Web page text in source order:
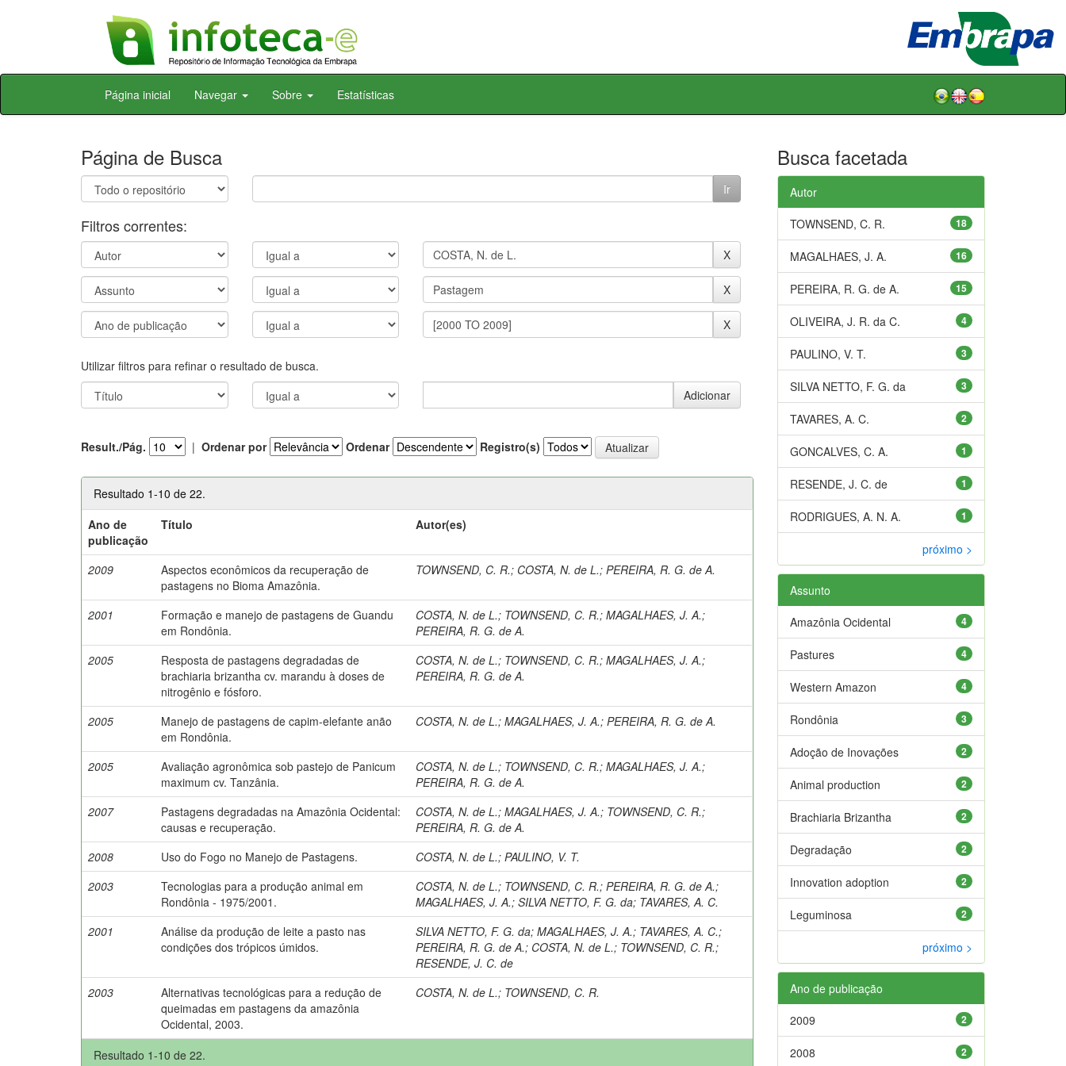
Skip
Página inicial Navegar Sobre Estatísticas
Página de Busca
Filtros correntes:
Utilizar filtros para refinar o resultado de busca.
Result./Pág. | Ordenar por Ordenar Registro(s)
Resultado 1-10 de 22.
Ano de
publicação
Título Autor(es)
2009
Aspectos econômicos da recuperação de
pastagens no Bioma Amazônia.
TOWNSEND, C. R.; COSTA, N. de L.;PEREIRA, R. G. de A.
2001
Formação e manejo de pastagens de Guandu
em Rondônia.
COSTA, N. de L.; TOWNSEND, C. R.;MAGALHAES, J. A.;
PEREIRA, R. G. de A.
2005
Resposta de pastagens degradadas de
brachiaria brizantha cv. marandu à doses de
nitrogênio e fósforo.
COSTA, N. de L.; TOWNSEND, C. R.;MAGALHAES, J. A.;
PEREIRA, R. G. de A.
2005
Manejo de pastagens de capim-elefante anão
em Rondônia.
COSTA, N. de L.;MAGALHAES, J. A.;PEREIRA, R. G. de A.
2005
Avaliação agronômica sob pastejo de Panicum
maximum cv. Tanzânia.
COSTA, N. de L.; TOWNSEND, C. R.;MAGALHAES, J. A.;
PEREIRA, R. G. de A.
2007
Pastagens degradadas na Amazônia Ocidental:
causas e recuperação.
COSTA, N. de L.;MAGALHAES, J. A.; TOWNSEND, C. R.;
PEREIRA, R. G. de A.
2008
Uso do Fogo no Manejo de Pastagens. COSTA, N. de L.;PAULINO, V. T.
2003
Tecnologias para a produção animal em
Rondônia - 1975/2001.
COSTA, N. de L.; TOWNSEND, C. R.;PEREIRA, R. G. de A.;
MAGALHAES, J. A.;SILVA NETTO, F. G. da; TAVARES, A. C.
2001
Análise da produção de leite a pasto nas
condições dos trópicos úmidos.
SILVA NETTO, F. G. da;MAGALHAES, J. A.; TAVARES, A. C.;
PEREIRA, R. G. de A.; COSTA, N. de L.; TOWNSEND, C. R.;
RESENDE, J. C. de
2003
Alternativas tecnológicas para a redução de
queimadas em pastagens da amazônia
Ocidental, 2003.
COSTA, N. de L.; TOWNSEND, C. R.
Resultado 1-10 de 22.
Busca facetada
Autor
18
TOWNSEND, C. R.
16
MAGALHAES, J. A.
15
PEREIRA, R. G. de A.
4
OLIVEIRA, J. R. da C.
3
PAULINO, V. T.
3
SILVA NETTO, F. G. da
2
TAVARES, A. C.
1
GONCALVES, C. A.
1
RESENDE, J. C. de
1
RODRIGUES, A. N. A.
próximo >
Assunto
4
Amazônia Ocidental
4
Pastures
4
Western Amazon
3
Rondônia
2
Adoção de Inovações
2
Animal production
2
Brachiaria Brizantha
2
Degradação
2
Innovation adoption
2
Leguminosa
próximo >
Ano de publicação
2
2009
2
2008